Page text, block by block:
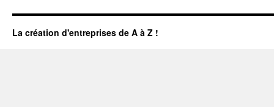
La création d'entreprises de A à Z !